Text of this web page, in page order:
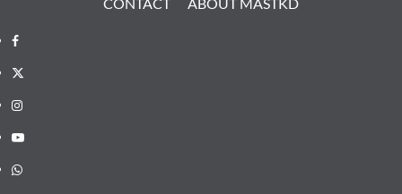
Facebook
X
Instagram
YouTube
Whatsapp